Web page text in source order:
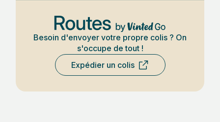
Besoin d'envoyer votre propre colis ? On
s'occupe de tout !
Expédier un colis